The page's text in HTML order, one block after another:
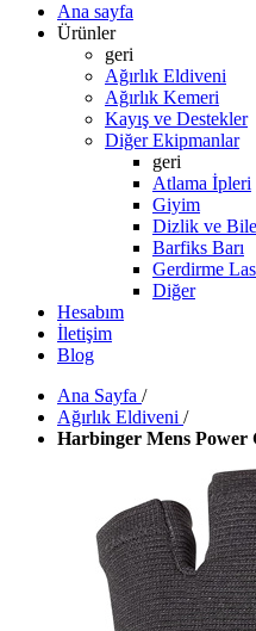
Ana sayfa
Ürünler
geri
Ağırlık Eldiveni
Ağırlık Kemeri
Kayış ve Destekler
Diğer Ekipmanlar
geri
Atlama İpleri
Giyim
Dizlik ve
Barfiks Barı
Gerdirme
Diğer
Hesabım
İletişim
Blog
Ana Sayfa /
Ağırlık Eldiveni /
Harbinger Mens Power